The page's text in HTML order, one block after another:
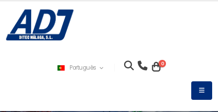
Português 0